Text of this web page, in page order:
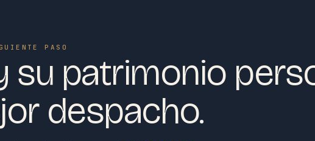
PASO
su patrimonio
despacho.